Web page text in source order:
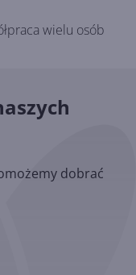
wielu osób
dobrać